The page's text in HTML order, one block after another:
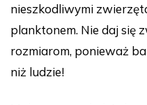
nieszkodliwymi
planktonem. Nie daj się
rozmiarom, ponieważ
niż ludzie!